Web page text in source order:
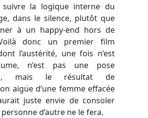
suivre la logique interne du
dans le silence, plutôt que
à un happy-end hors de
donc un premier film
l’austérité, une fois n’est
n’est pas une pose
mais le résultat de
aigüe d’une femme effacée
juste envie de consoler
d’autre ne le fera.